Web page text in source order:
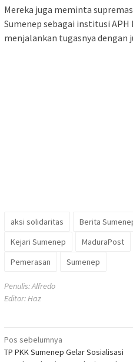
Mereka juga meminta
Sumenep sebagai institusi
menjalankan tugasnya dengan
aksi solidaritas Berita
Kejari Sumenep
MaduraPost
Pemerasan
Sumenep
Penulis: Alfredo
Editor: Haz
Navigasi
Pos sebelumnya
TP PKK Sumenep Gelar Sosialisasi